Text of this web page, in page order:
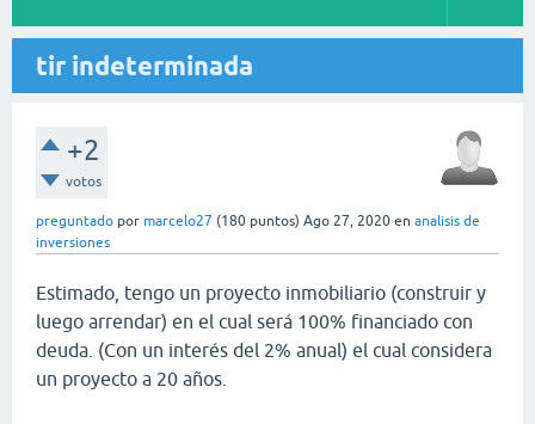
tir indeterminada
+2
votos
preguntado por marcelo27 (180 puntos) Ago 27, 2020 en analisis de
inversiones
Estimado, tengo un proyecto inmobiliario (construir y
luego arrendar) en el cual será 100% financiado con
deuda. (Con un interés del 2% anual) el cual considera
un proyecto a 20 años.